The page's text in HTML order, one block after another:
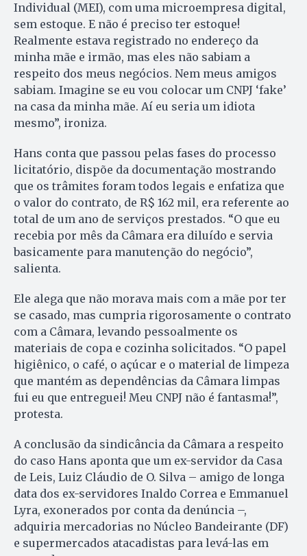
Individual (MEI), com uma microempresa digital,
sem estoque. E não é preciso ter estoque!
Realmente estava registrado no endereço da
minha mãe e irmão, mas eles não sabiam a
respeito dos meus negócios. Nem meus amigos
sabiam. Imagine se eu vou colocar um CNPJ ‘fake’
na casa da minha mãe. Aí eu seria um idiota
mesmo”, ironiza.
Hans conta que passou pelas fases do processo
licitatório, dispõe da documentação mostrando
que os trâmites foram todos legais e enfatiza que
o valor do contrato, de R$ 162 mil, era referente ao
total de um ano de serviços prestados. “O que eu
recebia por mês da Câmara era diluído e servia
basicamente para manutenção do negócio”,
salienta.
Ele alega que não morava mais com a mãe por ter
se casado, mas cumpria rigorosamente o contrato
com a Câmara, levando pessoalmente os
materiais de copa e cozinha solicitados. “O papel
higiênico, o café, o açúcar e o material de limpeza
que mantém as dependências da Câmara limpas
fui eu que entreguei! Meu CNPJ não é fantasma!”,
protesta.
A conclusão da sindicância da Câmara a respeito
do caso Hans aponta que um ex-servidor da Casa
de Leis, Luiz Cláudio de O. Silva – amigo de longa
data dos ex-servidores Inaldo Correa e Emmanuel
Lyra, exonerados por conta da denúncia –,
adquiria mercadorias no Núcleo Bandeirante (DF)
e supermercados atacadistas para levá-las em